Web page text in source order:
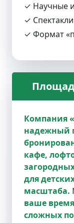
✓ Научные
✓
✓ Формат
Компания
надежный
кафе,
для
масштаба.
ваше
сложных